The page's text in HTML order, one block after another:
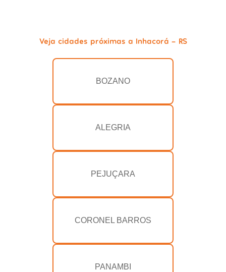
Veja cidades próximas a Inhacorá - RS
BOZANO
ALEGRIA
PEJUÇARA
CORONEL BARROS
PANAMBI